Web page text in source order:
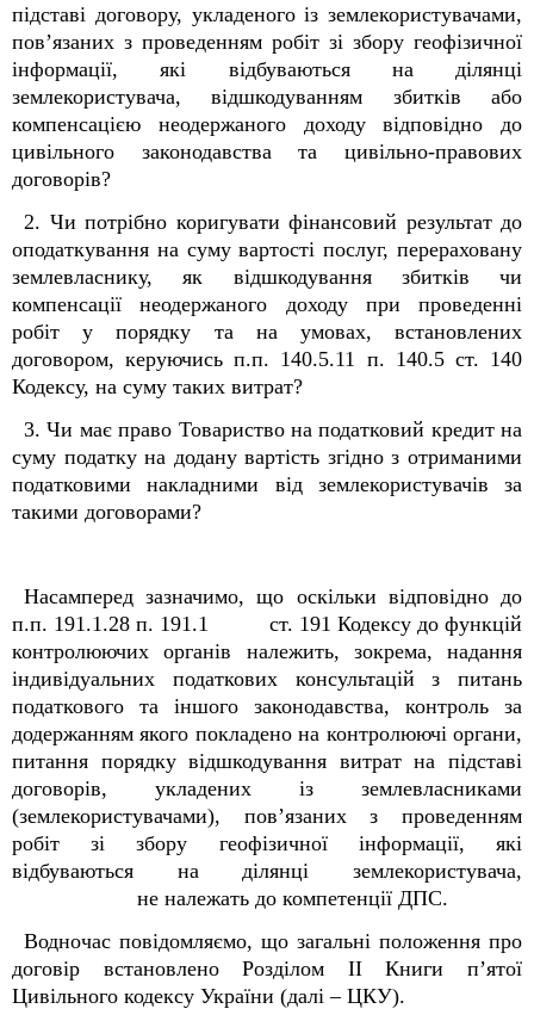
підставі договору, укладеного із землекористувачами,
пов’язаних з проведенням робіт зі збору геофізичної
інформації, які відбуваються на ділянці
землекористувача, відшкодуванням збитків або
компенсацією неодержаного доходу відповідно до
цивільного законодавства та цивільно-правових
договорів?
2. Чи потрібно коригувати фінансовий результат до
оподаткування на суму вартості послуг, перераховану
землевласнику, як відшкодування збитків чи
компенсації неодержаного доходу при проведенні
робіт у порядку та на умовах, встановлених
договором, керуючись п.п. 140.5.11 п. 140.5 ст. 140
Кодексу, на суму таких витрат?
3. Чи має право Товариство на податковий кредит на
суму податку на додану вартість згідно з отриманими
податковими накладними від землекористувачів за
такими договорами?
Насамперед зазначимо, що оскільки відповідно до
п.п. 191.1.28 п. 191.1 ст. 191 Кодексу до функцій
контролюючих органів належить, зокрема, надання
індивідуальних податкових консультацій з питань
податкового та іншого законодавства, контроль за
додержанням якого покладено на контролюючі органи,
питання порядку відшкодування витрат на підставі
договорів, укладених із землевласниками
(землекористувачами), пов’язаних з проведенням
робіт зі збору геофізичної інформації, які
відбуваються на ділянці землекористувача,
не належать до компетенції ДПС.
Водночас повідомляємо, що загальні положення про
договір встановлено Розділом ІІ Книги п’ятої
Цивільного кодексу України (далі – ЦКУ).